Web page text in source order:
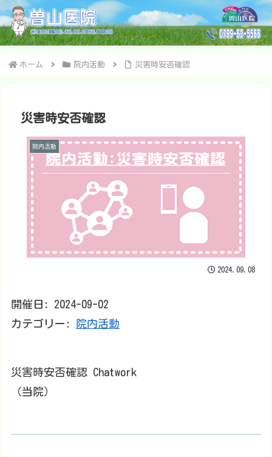
ホーム 院内活動 災害時安否確認
災害時安否確認
院内活動
2024.09.08
開催日: 2024-09-02
カテゴリー: 院内活動
災害時安否確認 Chatwork
（当院）